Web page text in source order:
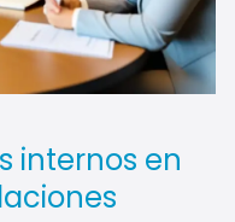
internos en